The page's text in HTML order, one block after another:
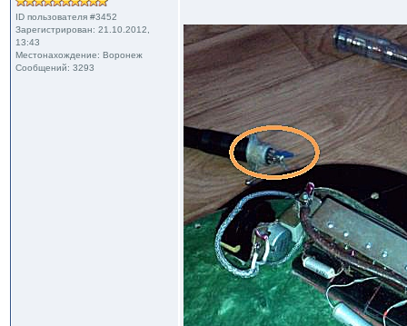
ID пользователя #3452
Зарегистрирован: 21.10.2012,
13:43
Местонахождение: Воронеж
Сообщений: 3293